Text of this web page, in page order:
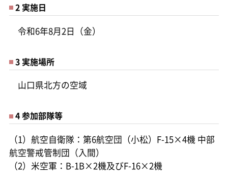
2 実施日
令和6年8月2日（金）
3 実施場所
山口県北方の空域
4 参加部隊等
（1）航空自衛隊：第6航空団（小松）F-15×4機 中部
航空警戒管制団（入間）
（2）米空軍：B-1B×2機及びF-16×2機